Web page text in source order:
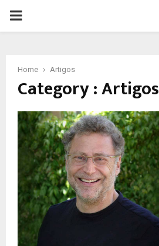
PRIMARY
Home Artigos
Category : Artigos